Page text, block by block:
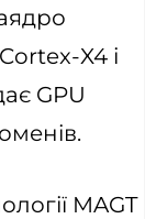
X4 і
GPU
MAGT